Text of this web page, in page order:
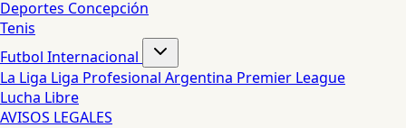
Deportes Concepción
Tenis
Futbol Internacional
La Liga Liga Profesional Argentina Premier League
Lucha Libre
AVISOS LEGALES